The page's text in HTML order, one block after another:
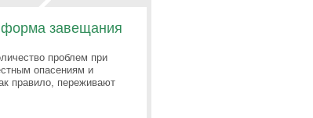
форма завещания
проблем при
опасениям и
правило, переживают